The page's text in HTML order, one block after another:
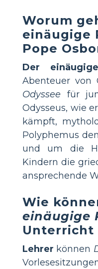
Worum
einäugige
Pope
Der
Abenteuer von
Odyssee für
Odysseus, wie
kämpft,
Polyphemus
und um die
Kindern die
ansprechende
Wie
einäugige
Unterricht
Lehrer können